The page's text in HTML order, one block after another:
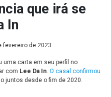
que irá se
In
fevereiro de 2023
uma carta em seu perfil no
com Lee Da In O casal confirmou
juntos desde o fim de 2020.